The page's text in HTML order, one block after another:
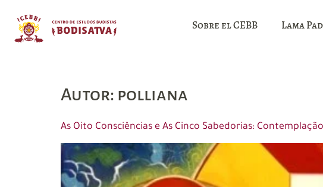
Sobre el CEBB Lama
Autor: polliana
As Oito Consciências e As Cinco Sabedorias: